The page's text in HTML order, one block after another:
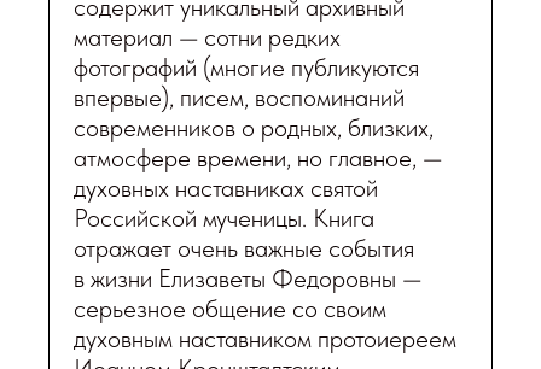
содержит уникальный архивный
материал — сотни редких
фотографий (многие публикуются
впервые), писем, воспоминаний
современников о родных, близких,
атмосфере времени, но главное, —
духовных наставниках святой
Российской мученицы. Книга
отражает очень важные события
в жизни Елизаветы Федоровны —
серьезное общение со своим
духовным наставником протоиереем